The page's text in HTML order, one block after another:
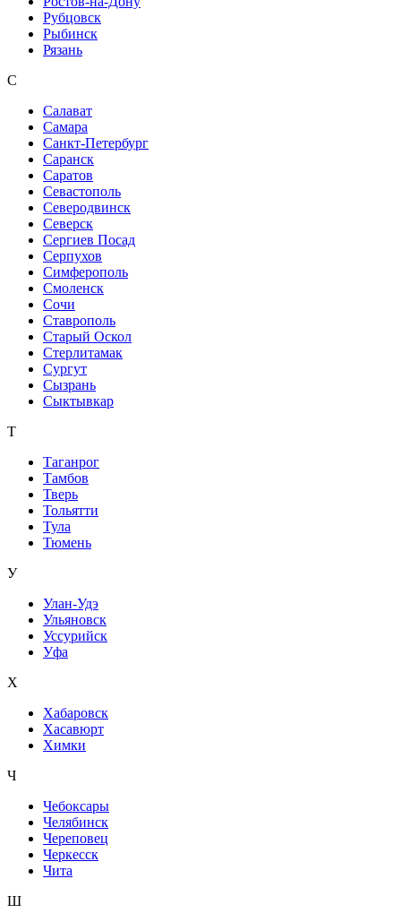
Рубцовск
Рыбинск
Рязань
С
Салават
Самара
Санкт-Петербург
Саранск
Саратов
Севастополь
Северодвинск
Северск
Сергиев Посад
Серпухов
Симферополь
Смоленск
Сочи
Ставрополь
Старый Оскол
Стерлитамак
Сургут
Сызрань
Сыктывкар
Т
Таганрог
Тамбов
Тверь
Тольятти
Тула
Тюмень
У
Улан-Удэ
Ульяновск
Уссурийск
Уфа
Х
Хабаровск
Хасавюрт
Химки
Ч
Чебоксары
Челябинск
Череповец
Черкесск
Чита
Ш